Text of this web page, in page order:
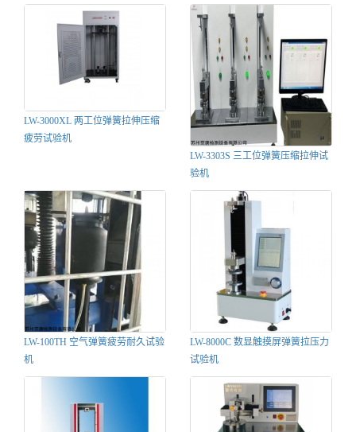
LW-3000XL 两工位弹簧拉伸压缩
疲劳试验机
LW-3303S 三工位弹簧压缩拉伸试
验机
LW-100TH 空气弹簧疲劳耐久试验
机
LW-8000C 数显触摸屏弹簧拉压力
试验机